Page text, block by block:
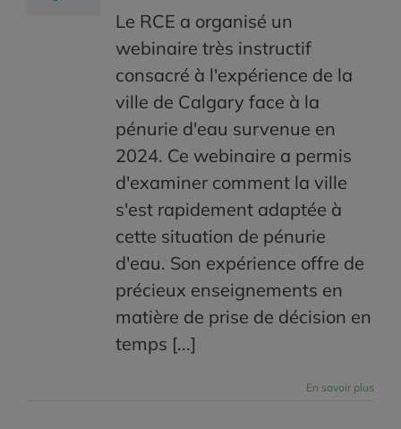
Le RCE a organisé un
webinaire très instructif
consacré à l'expérience de la
ville de Calgary face à la
pénurie d'eau survenue en
2024. Ce webinaire a permis
d'examiner comment la ville
s'est rapidement adaptée à
cette situation de pénurie
d'eau. Son expérience offre de
précieux enseignements en
matière de prise de décision en
temps [...]
En savoir plus